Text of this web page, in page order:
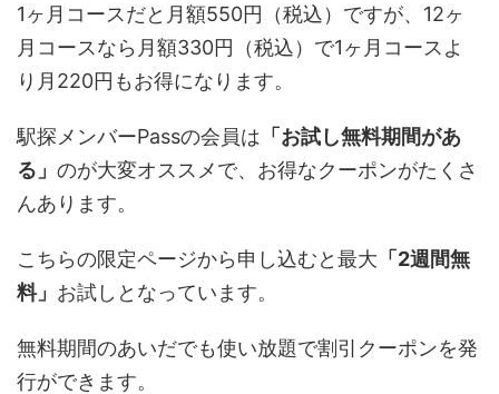
1ヶ月コースだと月額550円 （税込） ですが、12ヶ
月コースなら月額330円 （税込） で1ヶ月コースよ
り 月220円 もお得になります。
駅探メンバーPassの会員は 「お試し無料期間があ
る」 のが大変オススメで、お得なクーポンがたくさ
んあります。
こちらの限定ページから申し込むと最大 「2週間無
料」 お試しとなっています。
無料期間のあいだでも使い放題で割引クーポンを発
行ができます。